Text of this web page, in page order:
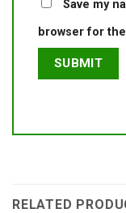
Save my
browser for
RELATED